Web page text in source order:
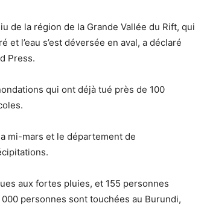
de la région de la Grande Vallée du Rift, qui
l’eau s’est déversée en aval, a déclaré
Press.
qui ont déjà tué près de 100
mi-mars et le département de
aux fortes pluies, et 155 personnes
personnes sont touchées au Burundi,